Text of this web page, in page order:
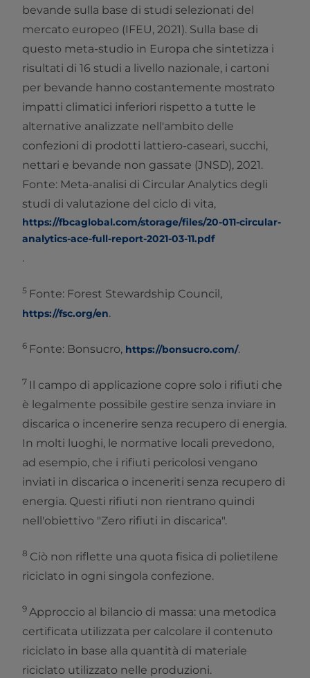
bevande sulla base di studi selezionati del
mercato europeo (IFEU, 2021). Sulla base di
questo meta-studio in Europa che sintetizza i
risultati di 16 studi a livello nazionale, i cartoni
per bevande hanno costantemente mostrato
impatti climatici inferiori rispetto a tutte le
alternative analizzate nell'ambito delle
confezioni di prodotti lattiero-caseari, succhi,
nettari e bevande non gassate (JNSD), 2021.
Fonte: Meta-analisi di Circular Analytics degli
studi di valutazione del ciclo di vita,
https://fbcaglobal.com/storage/files/20-011-circular-
analytics-ace-full-report-2021-03-11.pdf
.
5 Fonte: Forest Stewardship Council,
https://fsc.org/en.
6 Fonte: Bonsucro, https://bonsucro.com/.
7 Il campo di applicazione copre solo i rifiuti che
è legalmente possibile gestire senza inviare in
discarica o incenerire senza recupero di energia.
In molti luoghi, le normative locali prevedono,
ad esempio, che i rifiuti pericolosi vengano
inviati in discarica o inceneriti senza recupero di
energia. Questi rifiuti non rientrano quindi
nell'obiettivo "Zero rifiuti in discarica".
8 Ciò non riflette una quota fisica di polietilene
riciclato in ogni singola confezione.
9 Approccio al bilancio di massa: una metodica
certificata utilizzata per calcolare il contenuto
riciclato in base alla quantità di materiale
riciclato utilizzato nelle produzioni.